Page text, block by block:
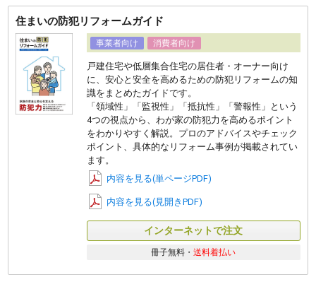
住まいの防犯リフォームガイド
事業者向け 消費者向け
戸建住宅や低層集合住宅の居住者・オーナー向け
に、安心と安全を高めるための防犯リフォームの知
識をまとめたガイドです。
「領域性」「監視性」「抵抗性」「警報性」という
4つの視点から、わが家の防犯力を高めるポイント
をわかりやすく解説。プロのアドバイスやチェック
ポイント、具体的なリフォーム事例が掲載されてい
ます。
内容を見る(単ページPDF)
内容を見る(見開きPDF)
インターネットで注文
冊子無料・送料着払い